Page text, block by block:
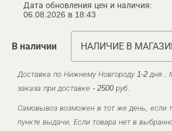
Дата обновления цен и наличия:
06.08.2026 в 18:43
В наличии НАЛИЧИЕ В
Доставка по Нижнему Новгороду 1-2 дня .
заказа при доставке - 2500 руб.
Самовывоз возможен в тот же день, если
пункте выдачи. Если товара нет в